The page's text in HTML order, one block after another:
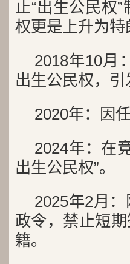
止“出生公民权
权更是上升为
2018年10月
出生公民权，引
2020年：因
2024年：在
出生公民权”。
2025年2月
政令，禁止短
籍。